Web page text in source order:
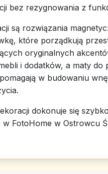
bez rezygnowania z
są rozwiązania
które porządkują
oryginalnych
i dodatków, a maty
w budowaniu
dokonuje się
w FotoHome w Ostrowcu